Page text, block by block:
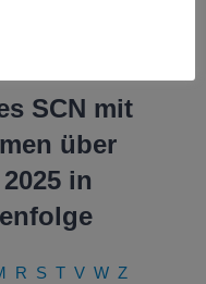
SCN mit
über
in
R S T V W Z